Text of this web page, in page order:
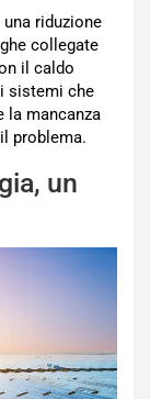
riduzione
collegate
il caldo
sistemi che
la mancanza
problema.
un